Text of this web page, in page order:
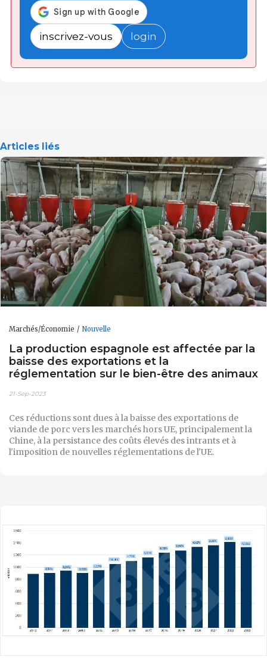
inscrivez-vous login
Articles liés
Marchés/Économie Nouvelle
La production espagnole est affectée par la
baisse des exportations et la
réglementation sur le bien-être des animaux
21-Sep-2023
Ces réductions sont dues à la baisse des exportations de
viande de porc vers les marchés hors UE, principalement la
Chine, à la persistance des coûts élevés des intrants et à
l'imposition de nouvelles réglementations de l'UE.